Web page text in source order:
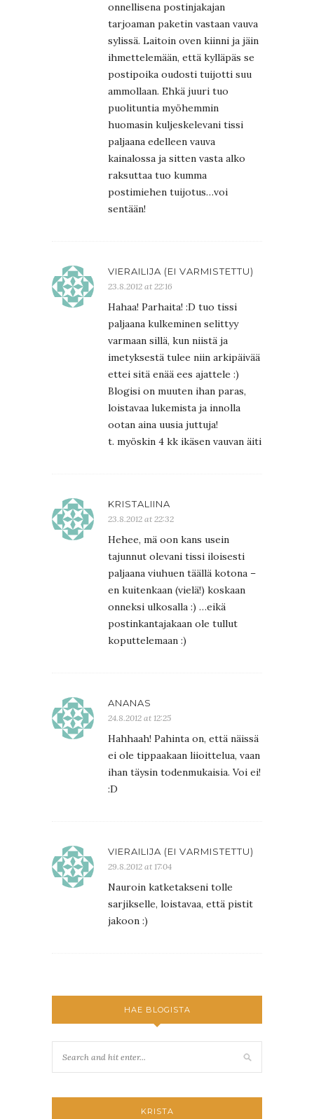
onnellisena postinjakajan
tarjoaman paketin vastaan vauva
sylissä. Laitoin oven kiinni ja jäin
ihmettelemään, että kylläpäs se
postipoika oudosti tuijotti suu
ammollaan. Ehkä juuri tuo
puolituntia myöhemmin
huomasin kuljeskelevani tissi
paljaana edelleen vauva
kainalossa ja sitten vasta alko
raksuttaa tuo kumma
postimiehen tuijotus…voi
sentään!
VIERAILIJA (EI VARMISTETTU)
23.8.2012 at 22:16
Hahaa! Parhaita! :D tuo tissi
paljaana kulkeminen selittyy
varmaan sillä, kun niistä ja
imetyksestä tulee niin arkipäivää
ettei sitä enää ees ajattele :)
Blogisi on muuten ihan paras,
loistavaa lukemista ja innolla
ootan aina uusia juttuja!
t. myöskin 4 kk ikäsen vauvan äiti
KRISTALIINA
23.8.2012 at 22:32
Hehee, mä oon kans usein
tajunnut olevani tissi iloisesti
paljaana viuhuen täällä kotona –
en kuitenkaan (vielä!) koskaan
onneksi ulkosalla :) …eikä
postinkantajakaan ole tullut
koputtelemaan :)
ANANAS
24.8.2012 at 12:25
Hahhaah! Pahinta on, että näissä
ei ole tippaakaan liioittelua, vaan
ihan täysin todenmukaisia. Voi ei!
:D
VIERAILIJA (EI VARMISTETTU)
29.8.2012 at 17:04
Nauroin katketakseni tolle
sarjikselle, loistavaa, että pistit
jakoon :)
HAE BLOGISTA
KRISTA